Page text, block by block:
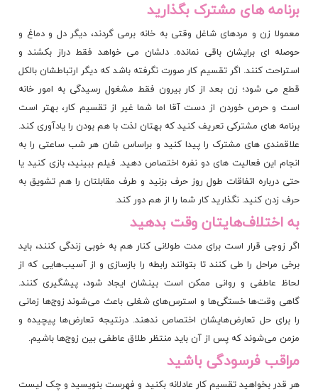
برنامه های مشترک بگذارید
معمولا زن و مردهای شاغل وقتی به خانه برمی گردند، دیگر دل و دماغ و
حوصله ای برایشان باقی نمانده. دلشان می خواهد فقط دراز بکشند و
استراحت کنند. اگر تقسیم کار صورت نگرفته باشد که دیگر ارتباطشان بالکل
قطع می شود؛ زن بعد از کار بیرون فقط مشغول رسیدگی به امور خانه
است و حرص خوردن از دست آقا اما شما غیر از تقسیم کار، بهتر است
برنامه های مشترکی تعریف کنید که بهتان لذت با هم بودن را یادآوری کند.
علاقمندی های مشترک را پیدا کنید و براساس شان هر شب ساعتی را به
انجام این فعالیت های دو نفره اختصاص دهید. فیلم ببینید، بازی کنید یا
حتی درباره اتفاقات طول روز حرف بزنید و طرف مقابلتان را هم تشویق به
حرف زدن کنید. نگذارید کار شما را از هم دور کند.
به اختلاف‌هایتان وقت بدهید
اگر زوجی قرار است برای مدت طولانی کنار هم به خوبی زندگی کنند، باید
برخی مراحل را طی کنند تا بتوانند رابطه را بازسازی و از آسیب‌هایی که از
لحاظ عاطفی و روانی ممکن است بینشان ایجاد شود، پیشگیری کنند.
گاهی وقت‌ها خستگی‌ها و استرس‌های شغلی باعث می‌شوند زوج‌ها زمانی
را برای حل تعارض‌هایشان اختصاص ندهند. درنتیجه تعارض‌ها پیچیده و
مزمن می‌شوند که پس از آن باید منتظر طلاق عاطفی بین زوج‌ها باشیم.
مراقب فرسودگی باشید
هر قدر بخواهید تقسیم کار عادلانه بکنید و فهرست بنویسید و چک لیست